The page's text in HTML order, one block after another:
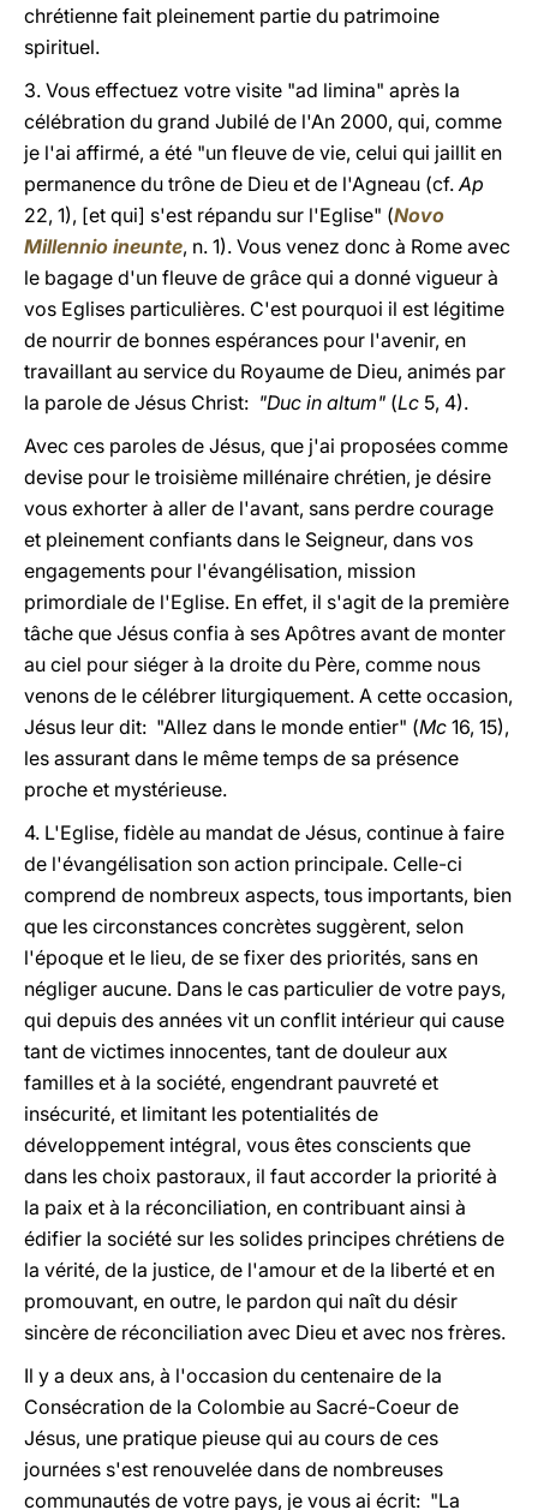
chrétienne fait pleinement partie du patrimoine
spirituel.
3. Vous effectuez votre visite "ad limina" après la
célébration du grand Jubilé de l'An 2000, qui, comme
je l'ai affirmé, a été "un fleuve de vie, celui qui jaillit en
permanence du trône de Dieu et de l'Agneau (cf.Ap
22, 1), [et qui] s'est répandu sur l'Eglise" (Novo
Millennio ineunte, n. 1). Vous venez donc à Rome avec
le bagage d'un fleuve de grâce qui a donné vigueur à
vos Eglises particulières. C'est pourquoi il est légitime
de nourrir de bonnes espérances pour l'avenir, en
travaillant au service du Royaume de Dieu, animés par
la parole de Jésus Christ: "Duc in altum" (Lc 5, 4).
Avec ces paroles de Jésus, que j'ai proposées comme
devise pour le troisième millénaire chrétien, je désire
vous exhorter à aller de l'avant, sans perdre courage
et pleinement confiants dans le Seigneur, dans vos
engagements pour l'évangélisation, mission
primordiale de l'Eglise. En effet, il s'agit de la première
tâche que Jésus confia à ses Apôtres avant de monter
au ciel pour siéger à la droite du Père, comme nous
venons de le célébrer liturgiquement. A cette occasion,
Jésus leur dit: "Allez dans le monde entier" (Mc 16, 15),
les assurant dans le même temps de sa présence
proche et mystérieuse.
4. L'Eglise, fidèle au mandat de Jésus, continue à faire
de l'évangélisation son action principale. Celle-ci
comprend de nombreux aspects, tous importants, bien
que les circonstances concrètes suggèrent, selon
l'époque et le lieu, de se fixer des priorités, sans en
négliger aucune. Dans le cas particulier de votre pays,
qui depuis des années vit un conflit intérieur qui cause
tant de victimes innocentes, tant de douleur aux
familles et à la société, engendrant pauvreté et
insécurité, et limitant les potentialités de
développement intégral, vous êtes conscients que
dans les choix pastoraux, il faut accorder la priorité à
la paix et à la réconciliation, en contribuant ainsi à
édifier la société sur les solides principes chrétiens de
la vérité, de la justice, de l'amour et de la liberté et en
promouvant, en outre, le pardon qui naît du désir
sincère de réconciliation avec Dieu et avec nos frères.
Il y a deux ans, à l'occasion du centenaire de la
Consécration de la Colombie au Sacré-Coeur de
Jésus, une pratique pieuse qui au cours de ces
journées s'est renouvelée dans de nombreuses
communautés de votre pays, je vous ai écrit: "La